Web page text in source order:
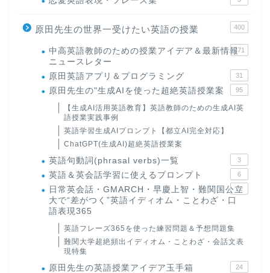
原田先生の世界一受けたい英語の授業 400
中高英語教師のための授業アイデア＆最新情報
ニュースレター
171
原田英語アプリ＆プログラミング 31
原田先生の"生成AIを使った超絶英語授業案 95
【生成AI活用英語教育】英語教師のための生成AI英
語授業実践事例
英語学習生成AIプロンプト【都立AI完全対応】
ChatGPT(生成AI)超絶英語授業案
英語句動詞(phrasal verbs)一覧 3
英語＆英会話学習に使えるプロンプト 6
日常英会話・GMARCH・早慶上智・難関国公立
大で“差がつく”英語イディオム・ことわざ・口
語表現365
22
英語フレーズ365を使った練習問題＆予想問題集
難関大学超絶頻出イディオム・ことわざ・会話文表
現特集
原田先生の英語授業アイデア玉手箱 24